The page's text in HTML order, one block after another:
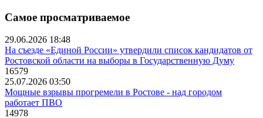
Самое просматриваемое
29.06.2026 18:48
На съезде «Единой России» утвердили список кандидатов от
Ростовской области на выборы в Государственную Думу
16579
25.07.2026 03:50
Мощные взрывы прогремели в Ростове - над городом
работает ПВО
14978